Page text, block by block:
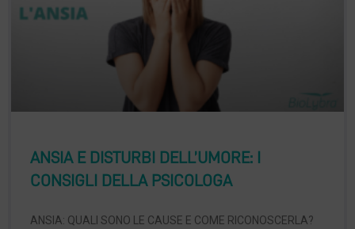
ANSIA E DISTURBI DELL’UMORE: I
CONSIGLI DELLA PSICOLOGA
ANSIA: QUALI SONO LE CAUSE E COME RICONOSCERLA?